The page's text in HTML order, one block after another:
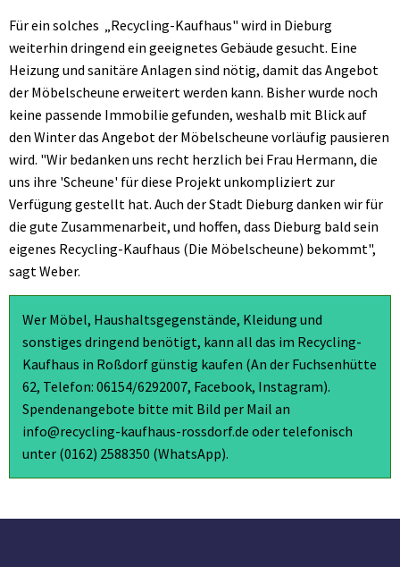
Für ein solches „Recycling-Kaufhaus" wird in Dieburg
weiterhin dringend ein geeignetes Gebäude gesucht. Eine
Heizung und sanitäre Anlagen sind nötig, damit das Angebot
der Möbelscheune erweitert werden kann. Bisher wurde noch
keine passende Immobilie gefunden, weshalb mit Blick auf
den Winter das Angebot der Möbelscheune vorläufig pausieren
wird. "Wir bedanken uns recht herzlich bei Frau Hermann, die
uns ihre 'Scheune' für diese Projekt unkompliziert zur
Verfügung gestellt hat. Auch der Stadt Dieburg danken wir für
die gute Zusammenarbeit, und hoffen, dass Dieburg bald sein
eigenes Recycling-Kaufhaus (Die Möbelscheune) bekommt",
sagt Weber.
Wer Möbel, Haushaltsgegenstände, Kleidung und
sonstiges dringend benötigt, kann all das im Recycling-
Kaufhaus in Roßdorf günstig kaufen (An der Fuchsenhütte
62, Telefon: 06154/6292007, Facebook, Instagram).
Spendenangebote bitte mit Bild per Mail an
info@recycling-kaufhaus-rossdorf.de oder telefonisch
unter (0162) 2588350 (WhatsApp).